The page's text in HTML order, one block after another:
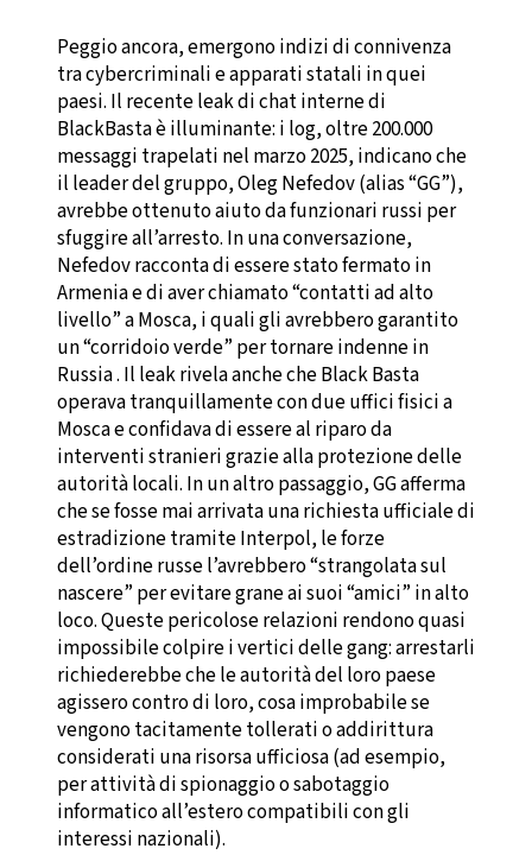
Peggio ancora, emergono indizi di connivenza
tra cybercriminali e apparati statali in quei
paesi. Il recente leak di chat interne di
BlackBasta è illuminante: i log, oltre 200.000
messaggi trapelati nel marzo 2025, indicano che
il leader del gruppo, Oleg Nefedov (alias “GG”),
avrebbe ottenuto aiuto da funzionari russi per
sfuggire all’arresto. In una conversazione,
Nefedov racconta di essere stato fermato in
Armenia e di aver chiamato “contatti ad alto
livello” a Mosca, i quali gli avrebbero garantito
un “corridoio verde” per tornare indenne in
Russia . Il leak rivela anche che Black Basta
operava tranquillamente con due uffici fisici a
Mosca e confidava di essere al riparo da
interventi stranieri grazie alla protezione delle
autorità locali. In un altro passaggio, GG afferma
che se fosse mai arrivata una richiesta ufficiale di
estradizione tramite Interpol, le forze
dell’ordine russe l’avrebbero “strangolata sul
nascere” per evitare grane ai suoi “amici” in alto
loco. Queste pericolose relazioni rendono quasi
impossibile colpire i vertici delle gang: arrestarli
richiederebbe che le autorità del loro paese
agissero contro di loro, cosa improbabile se
vengono tacitamente tollerati o addirittura
considerati una risorsa ufficiosa (ad esempio,
per attività di spionaggio o sabotaggio
informatico all’estero compatibili con gli
interessi nazionali).